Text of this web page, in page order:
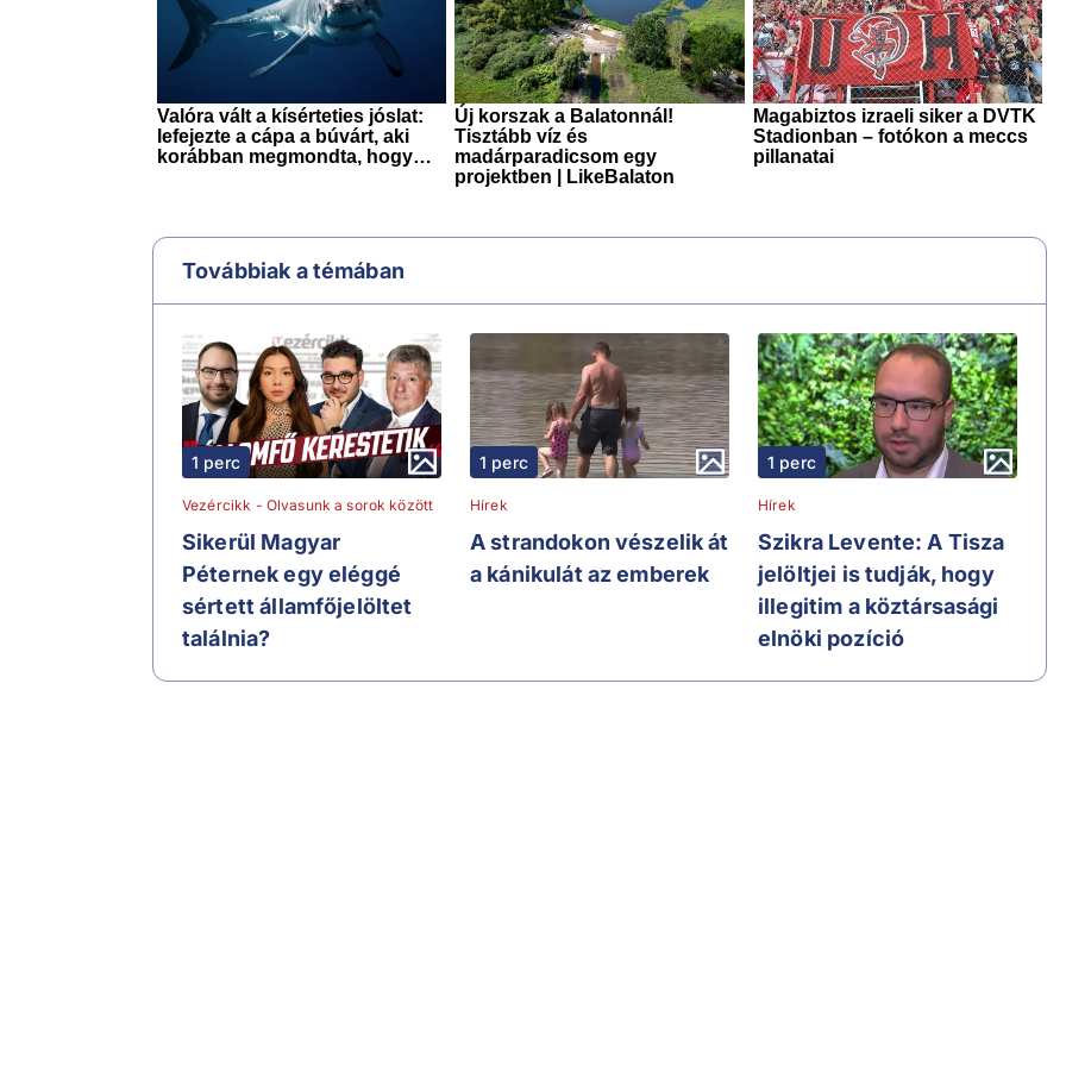
Továbbiak a témában
1 perc
Vezércikk - Olvasunk a sorok között
Sikerül Magyar
Péternek egy eléggé
sértett államfőjelöltet
találnia?
1 perc
Hírek
A strandokon vészelik át
a kánikulát az emberek
1 perc
Hírek
Szikra Levente: A Tisza
jelöltjei is tudják, hogy
illegitim a köztársasági
elnöki pozíció